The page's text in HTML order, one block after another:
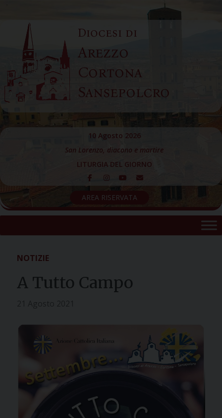
content
Diocesi di
Arezzo
Cortona
Sansepolcro
10 Agosto 2026
San Lorenzo, diacono e martire
LITURGIA DEL GIORNO
AREA RISERVATA
NOTIZIE
A Tutto Campo